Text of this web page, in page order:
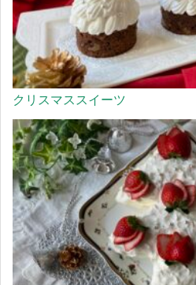
クリスマススイーツ